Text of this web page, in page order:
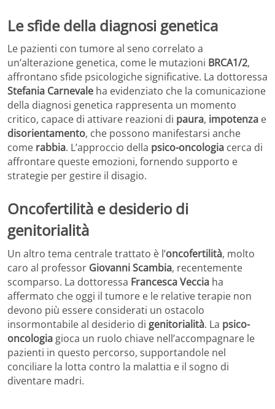
Le sfide della diagnosi genetica
Le pazienti con tumore al seno correlato a
un’alterazione genetica, come le mutazioni BRCA1/2,
affrontano sfide psicologiche significative. La dottoressa
Stefania Carnevale ha evidenziato che la comunicazione
della diagnosi genetica rappresenta un momento
critico, capace di attivare reazioni di paura, impotenza e
disorientamento, che possono manifestarsi anche
come rabbia. L’approccio della psico-oncologia cerca di
affrontare queste emozioni, fornendo supporto e
strategie per gestire il disagio.
Oncofertilità e desiderio di
genitorialità
Un altro tema centrale trattato è l’oncofertilità, molto
caro al professor Giovanni Scambia, recentemente
scomparso. La dottoressa Francesca Veccia ha
affermato che oggi il tumore e le relative terapie non
devono più essere considerati un ostacolo
insormontabile al desiderio di genitorialità. La psico-
oncologia gioca un ruolo chiave nell’accompagnare le
pazienti in questo percorso, supportandole nel
conciliare la lotta contro la malattia e il sogno di
diventare madri.